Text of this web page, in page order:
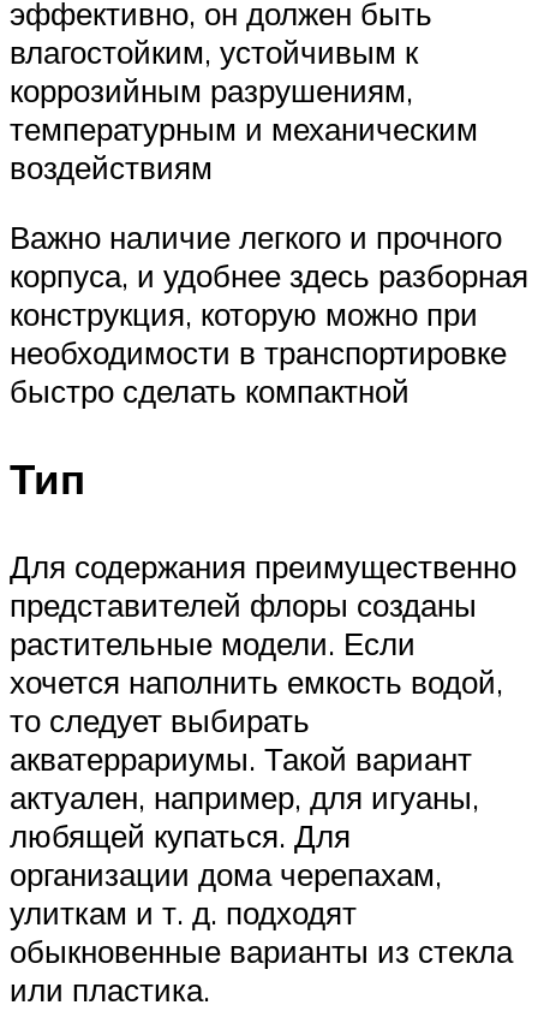
эффективно, он должен быть
влагостойким, устойчивым к
коррозийным разрушениям,
температурным и механическим
воздействиям
Важно наличие легкого и прочного
корпуса, и удобнее здесь разборная
конструкция, которую можно при
необходимости в транспортировке
быстро сделать компактной
Тип
Для содержания преимущественно
представителей флоры созданы
растительные модели. Если
хочется наполнить емкость водой,
то следует выбирать
акватеррариумы. Такой вариант
актуален, например, для игуаны,
любящей купаться. Для
организации дома черепахам,
улиткам и т. д. подходят
обыкновенные варианты из стекла
или пластика.